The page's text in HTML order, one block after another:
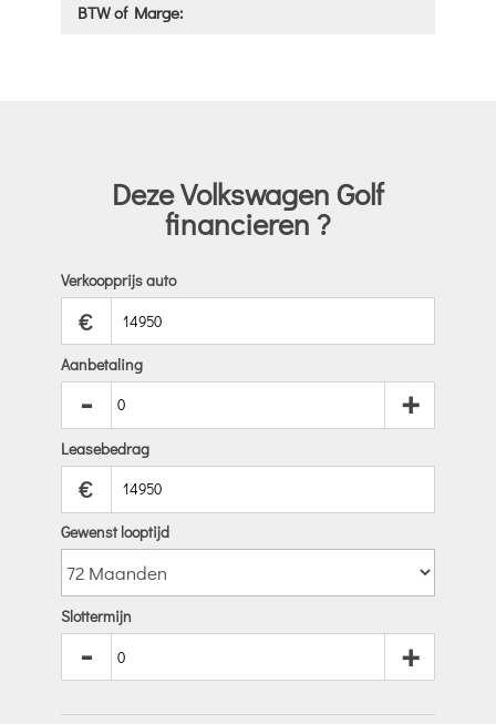
BTW of Marge:
Deze Volkswagen Golf
financieren ?
Verkoopprijs auto
€
Aanbetaling
- +
Leasebedrag
€
Gewenst looptijd
Slottermijn
- +